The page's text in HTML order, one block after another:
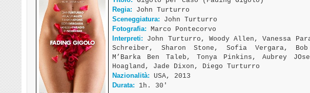
Regia: John Turturro
Sceneggiatura: John Turturro
Fotografia: Marco Pontecorvo
Interpreti: John Turturro, Woody Allen, Vanessa
Schreiber, Sharon Stone, Sofia Vergara, Bob
M’Barka Ben Taleb, Tonya Pinkins, Aubrey
Hoagland, Jade Dixon, Diego Turturro
Nazionalità: USA, 2013
Durata: 1h. 30′